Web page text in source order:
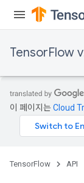
TensorFlow
이 페이지는Cloud
TensorFlow API